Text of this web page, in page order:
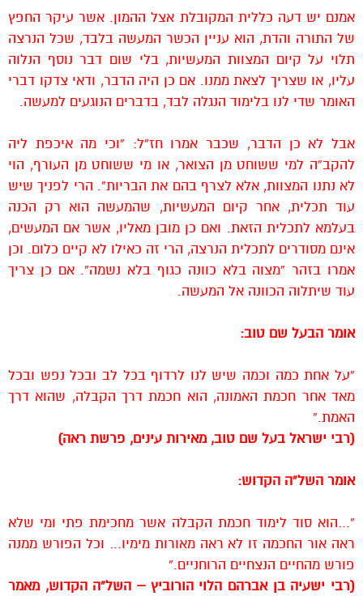
אמנם יש דעה כללית המקובלת אצל ההמון. אשר עיקר החפץ
של התורה והדת, הוא עניין הכשר המעשה בלבד, שכל הנרצה
תלוי על קיום המצוות המעשיות, בלי שום דבר נוסף הנלוה
עליו, או שצריך לצאת ממנו. אם כן היה הדבר, ודאי צדקו דברי
האומר שדי לנו בלימוד הנגלה לבד, בדברים הנוגעים למעשה.
אבל לא כן הדבר, שכבר אמרו חז”ל: “וכי מה איכפת ליה
להקב”ה למי ששוחט מן הצואר, או מי ששוחט מן העורף, הוי
לא נתנו המצוות, אלא לצרף בהם את הבריות”. הרי לפניך שיש
עוד תכלית, אחר קיום המעשיות, שהמעשה הוא רק הכנה
בעלמא לתכלית הזאת. ואם כן מובן מאליו, אשר אם המעשים,
אינם מסודרים לתכלית הנרצה, הרי זה כאילו לא קיים כלום. וכן
אמרו בזהר “מצוה בלא כוונה כגוף בלא נשמה”. אם כן צריך
עוד שיתלוה הכוונה אל המעשה.
אומר הבעל שם טוב:
“על אחת כמה וכמה שיש לנו לרדוף בכל לב ובכל נפש ובכל
מאד אחר חכמת האמונה, הוא חכמת דרך הקבלה, שהוא דרך
האמת.”
(רבי ישראל בעל שם טוב, מאירות עינים, פרשת ראה)
אומר השל”ה הקדוש:
“…הוא סוד לימוד חכמת הקבלה אשר מחכימת פתי ומי שלא
ראה אור החכמה זו לא ראה מאורות מימיו… וכל הפורש ממנה
פורש מהחיים הנצחיים הרוחניים.”
(רבי ישעיה בן אברהם הלוי הורוביץ – השל”ה הקדוש, מאמר